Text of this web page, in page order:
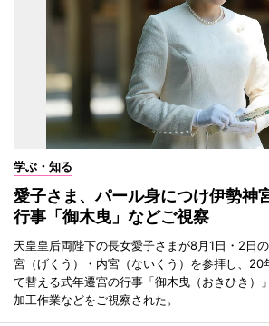
学ぶ・知る
愛子さま、パール身につけ伊勢
行事「御木曳」などご視察
天皇皇后両陛下の長女愛子さまが8月1日・2日
宮（げくう）・内宮（ないくう）を参拝し、20
て替える式年遷宮の行事「御木曳（おきひき）
加工作業などをご視察された。